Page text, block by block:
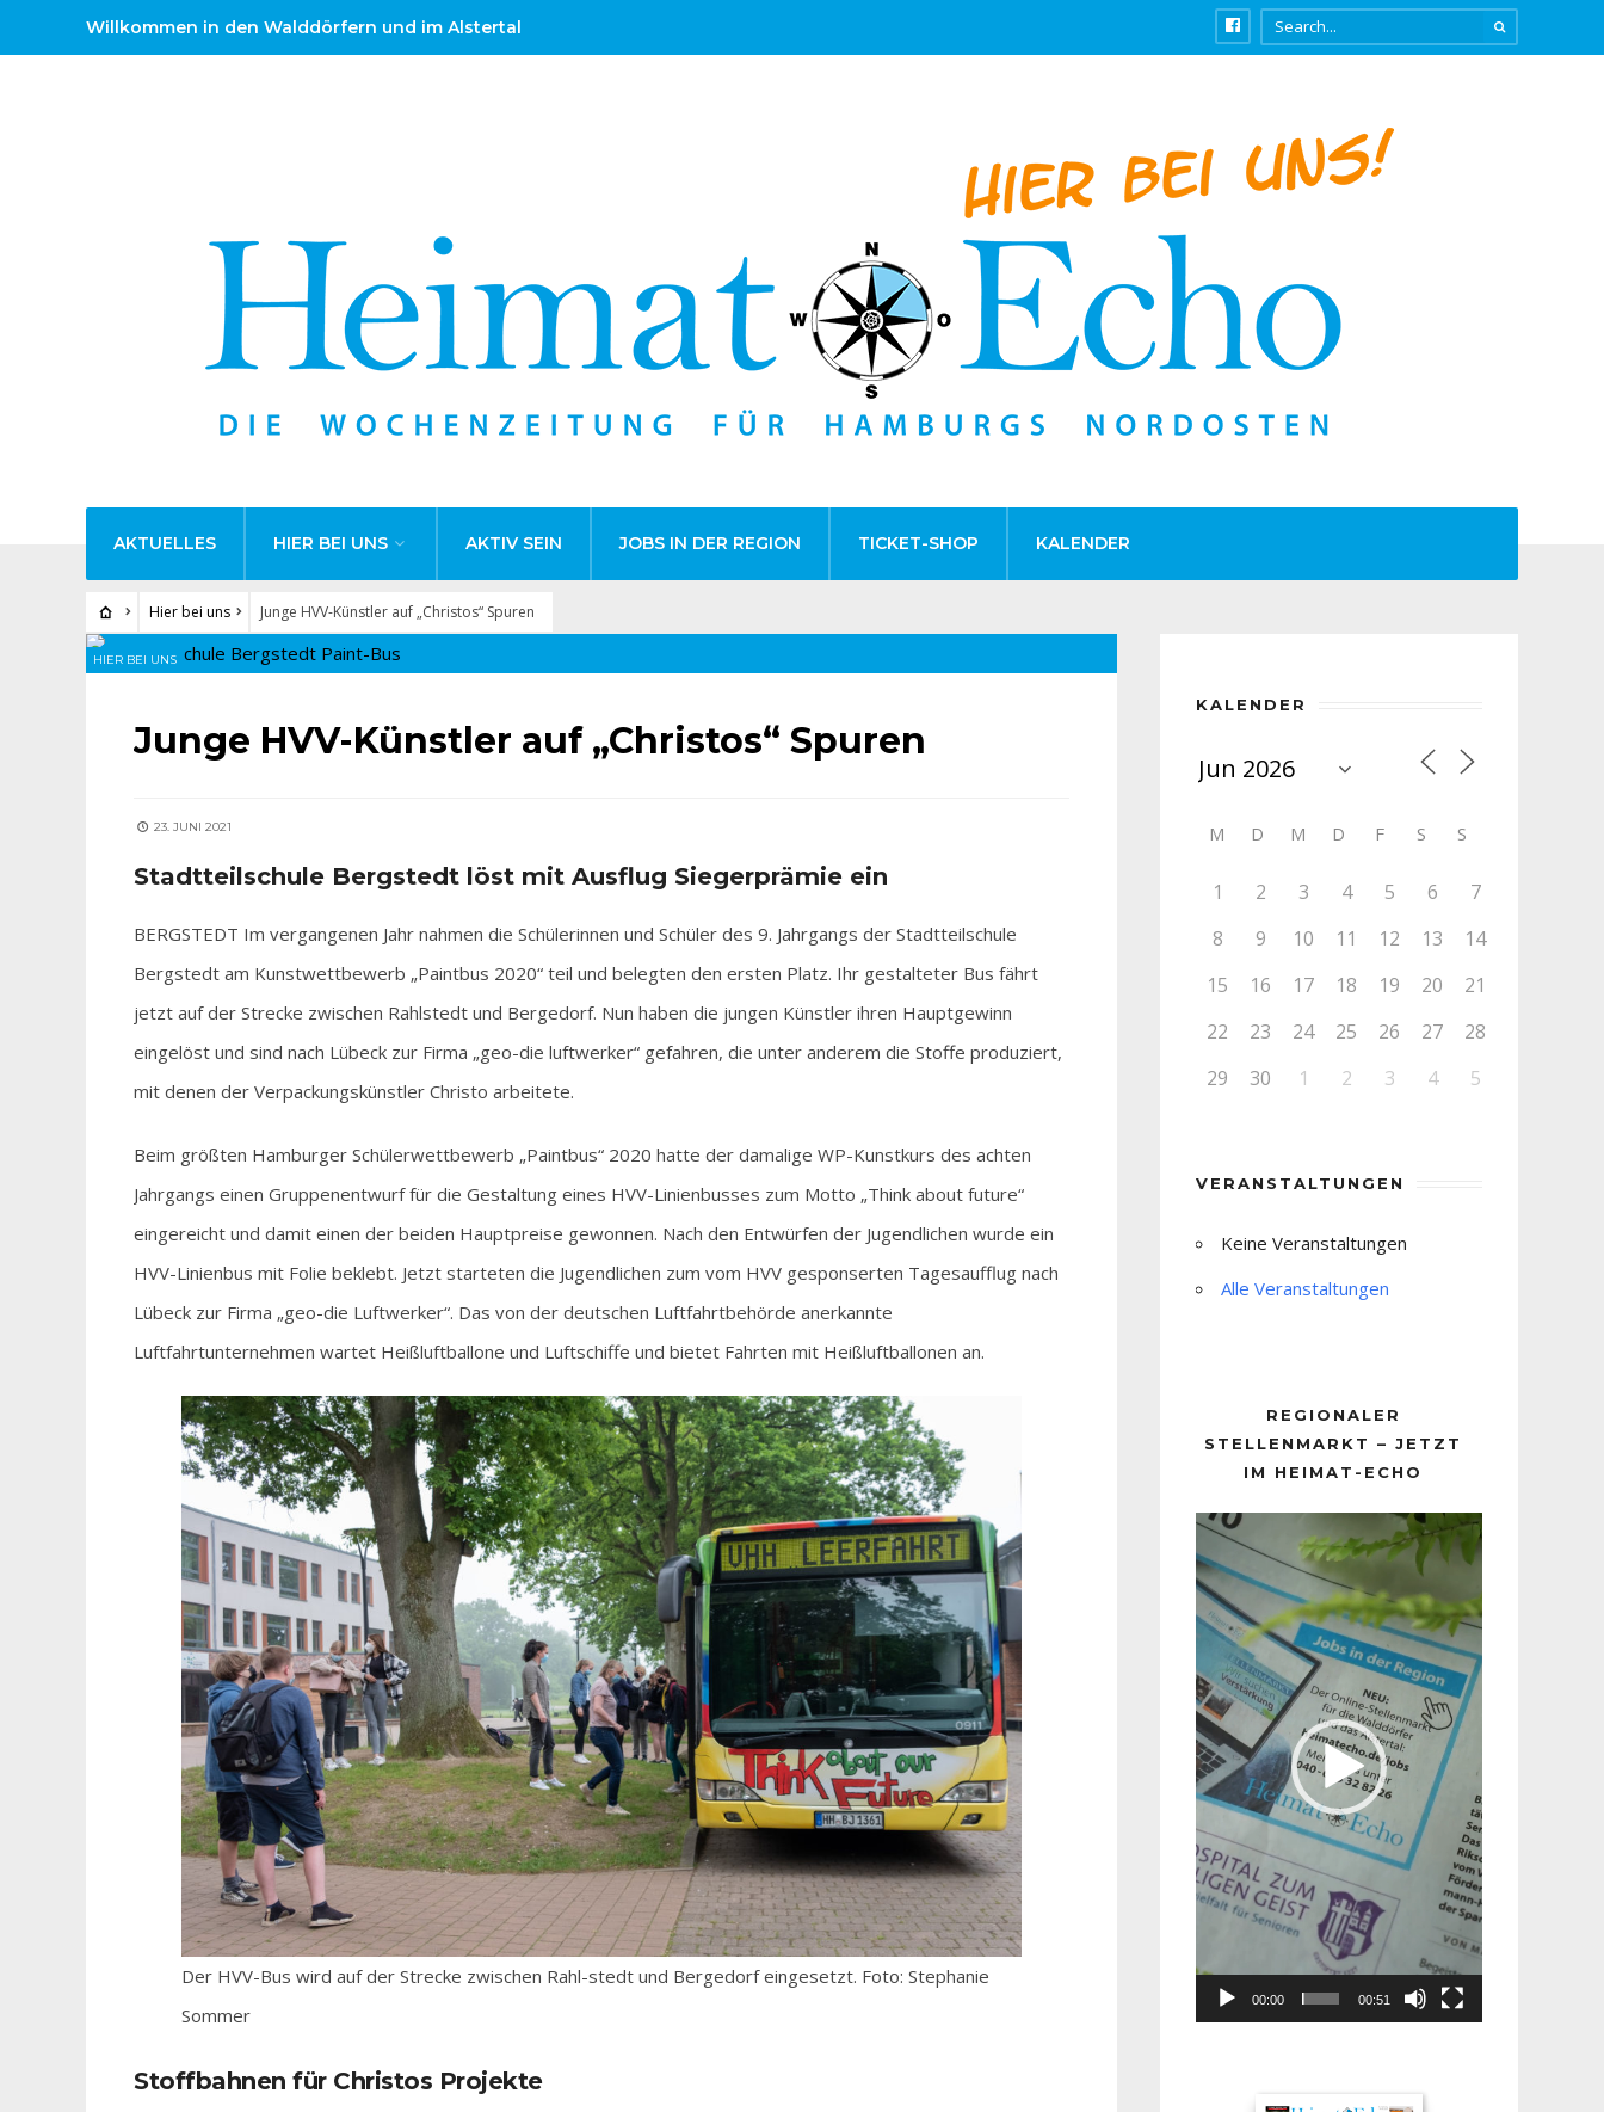
Willkommen in den Walddörfern und im Alstertal
AKTUELLES HIER BEI UNS AKTIV SEIN JOBS IN DER REGION TICKET-SHOP KALENDER
Hier bei uns Junge HVV-Künstler auf „Christos“ Spuren
HIER BEI UNS
Junge HVV-Künstler auf „Christos“ Spuren
23. JUNI 2021
Stadtteilschule Bergstedt löst mit Ausflug Siegerprämie ein
BERGSTEDT Im vergangenen Jahr nahmen die Schülerinnen und Schüler des 9. Jahrgangs der Stadtteilschule
Bergstedt am Kunstwettbewerb „Paintbus 2020“ teil und belegten den ersten Platz. Ihr gestalteter Bus fährt
jetzt auf der Strecke zwischen Rahlstedt und Bergedorf. Nun haben die jungen Künstler ihren Hauptgewinn
eingelöst und sind nach Lübeck zur Firma „geo-die luftwerker“ gefahren, die unter anderem die Stoffe produziert,
mit denen der Verpackungskünstler Christo arbeitete.
Beim größten Hamburger Schülerwettbewerb „Paintbus“ 2020 hatte der damalige WP-Kunstkurs des achten
Jahrgangs einen Gruppenentwurf für die Gestaltung eines HVV-Linienbusses zum Motto „Think about future“
eingereicht und damit einen der beiden Hauptpreise gewonnen. Nach den Entwürfen der Jugendlichen wurde ein
HVV-Linienbus mit Folie beklebt. Jetzt starteten die Jugendlichen zum vom HVV gesponserten Tagesaufflug nach
Lübeck zur Firma „geo-die Luftwerker“. Das von der deutschen Luftfahrtbehörde anerkannte
Luftfahrtunternehmen wartet Heißluftballone und Luftschiffe und bietet Fahrten mit Heißluftballonen an.
Der HVV-Bus wird auf der Strecke zwischen Rahl-stedt und Bergedorf eingesetzt. Foto: Stephanie
Sommer
Stoffbahnen für Christos Projekte
KALENDER
M D M D F S S
1 2 3 4 5 6
7
8
9 10 11 12 13
14
15
16 17 18 19 20
21
22
23 24 25 26 27
28
29
30 1 2 3 4 5
VERANSTALTUNGEN
Keine Veranstaltungen
Alle Veranstaltungen
REGIONALER
STELLENMARKT – JETZT
IM HEIMAT-ECHO
Player
00:00 00:51